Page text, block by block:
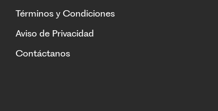
Términos y Condiciones
Aviso de Privacidad
Contáctanos